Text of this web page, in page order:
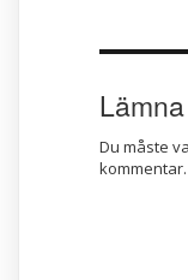
Du måste
kommentar.